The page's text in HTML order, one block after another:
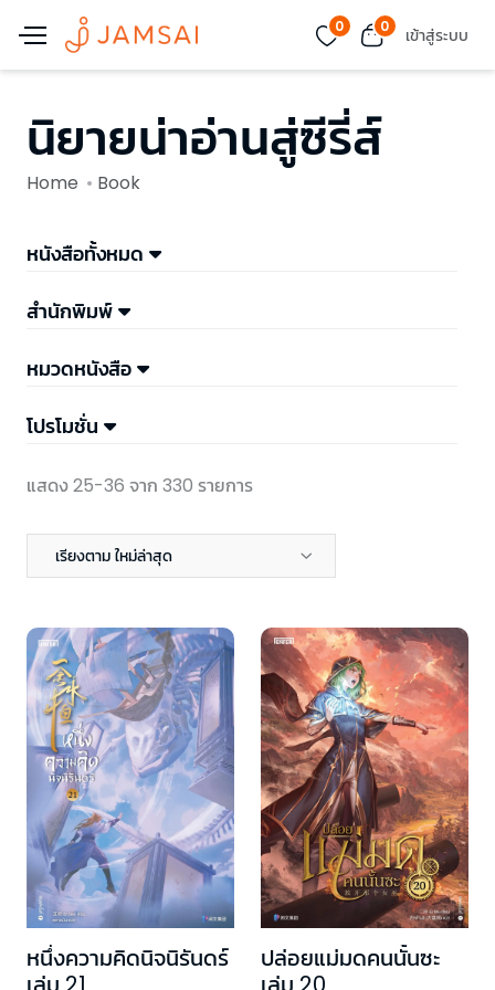
0 0 เข้าสู่ระบบ
นิยายน่าอ่านสู่ซีรี่ส์
Home Book
หนังสือทั้งหมด
สำนักพิมพ์
หมวดหนังสือ
โปรโมชั่น
แสดง 25-36 จาก 330 รายการ
เรียงตาม ใหม่ล่าสุด
หนึ่งความคิดนิจนิรันดร์
ปล่อยแม่มดคนนั้นซะ